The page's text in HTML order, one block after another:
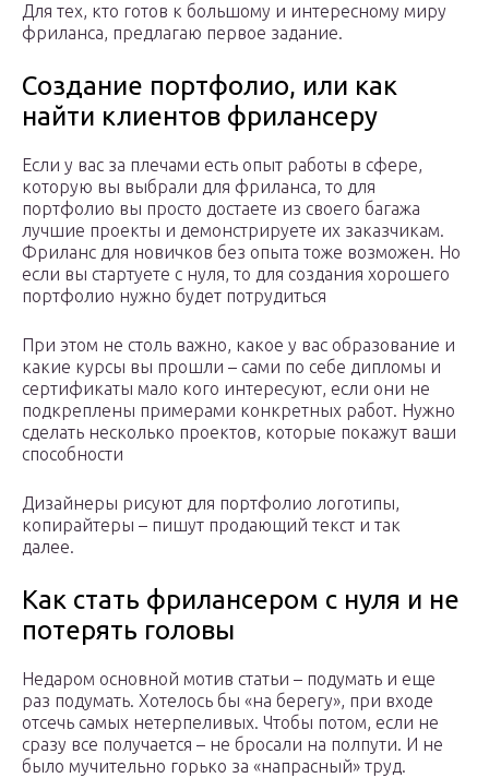
Для тех, кто готов к большому и интересному миру
фриланса, предлагаю первое задание.
Создание портфолио, или как
найти клиентов фрилансеру
Если у вас за плечами есть опыт работы в сфере,
которую вы выбрали для фриланса, то для
портфолио вы просто достаете из своего багажа
лучшие проекты и демонстрируете их заказчикам.
Фриланс для новичков без опыта тоже возможен. Но
если вы стартуете с нуля, то для создания хорошего
портфолио нужно будет потрудиться
При этом не столь важно, какое у вас образование и
какие курсы вы прошли – сами по себе дипломы и
сертификаты мало кого интересуют, если они не
подкреплены примерами конкретных работ. Нужно
сделать несколько проектов, которые покажут ваши
способности
Дизайнеры рисуют для портфолио логотипы,
копирайтеры – пишут продающий текст и так
далее.
Как стать фрилансером с нуля и не
потерять головы
Недаром основной мотив статьи – подумать и еще
раз подумать. Хотелось бы «на берегу», при входе
отсечь самых нетерпеливых. Чтобы потом, если не
сразу все получается – не бросали на полпути. И не
было мучительно горько за «напрасный» труд.